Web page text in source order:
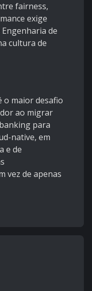
fairness,
exige
de
cultura de
o maior desafio
ao migrar
para
native, em
e de
vez de apenas